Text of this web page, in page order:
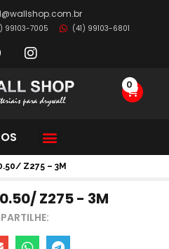
99103-7005 (41) 99103-6801
0
Z275 – 3M
0.50/ Z275 - 3M